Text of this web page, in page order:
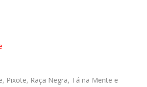
Pixote, Raça Negra, Tá na Mente e